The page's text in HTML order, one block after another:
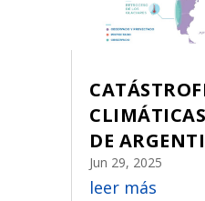
DE
Jun 29, 2025
leer más